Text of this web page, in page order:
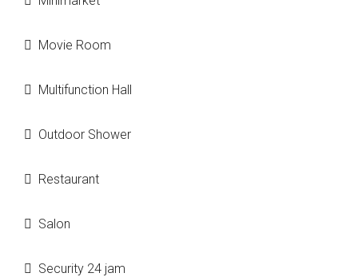
Movie Room
Multifunction Hall
Outdoor Shower
Restaurant
Salon
Security 24 jam